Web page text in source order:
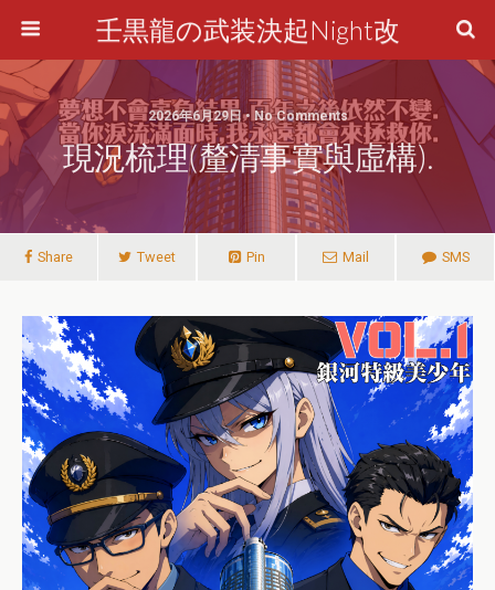
壬黒龍の武装決起Night改
2026年6月29日 • No Comments
現況梳理(釐清事實與虛構).
Share Tweet Pin Mail SMS